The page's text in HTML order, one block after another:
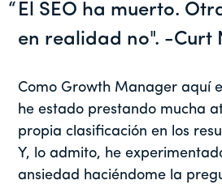
El SEO ha muerto.
en realidad no". -Curt
Como Growth Manager aquí
he estado prestando mucha
propia clasificación en los
Y, lo admito, he
ansiedad haciéndome la